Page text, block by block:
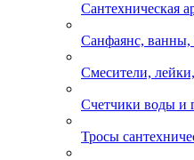
Сантехническая
Санфаянс, ванны,
Смесители,
Счетчики воды и
Тросы